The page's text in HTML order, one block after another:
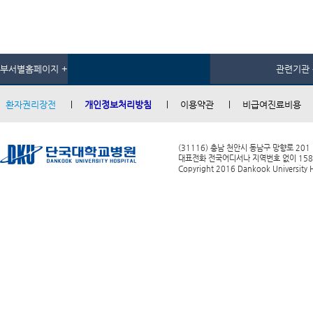
부서별홈페이지 + 관련기관
환자권리장전 개인정보처리방침 이용약관 비급여진료비용
(31116) 충남 천안시 동남구 망향로 201
대표전화 전국어디서나 지역번호 없이
Copyright 2016 Dankook University